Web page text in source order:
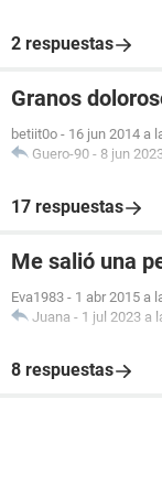
2 respuestas
Granos
betiit0o - 16 jun 2014 a
Guero-90 - 8 jun
17 respuestas
Me salió una
Eva1983 - 1 abr 2015 a
Juana - 1 jul 2023 a
8 respuestas